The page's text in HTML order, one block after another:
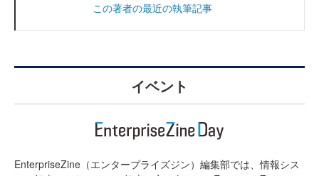
この著者の最近の執筆記事
イベント
EnterpriseZine（エンタープライズジン）編集部では、情報シス